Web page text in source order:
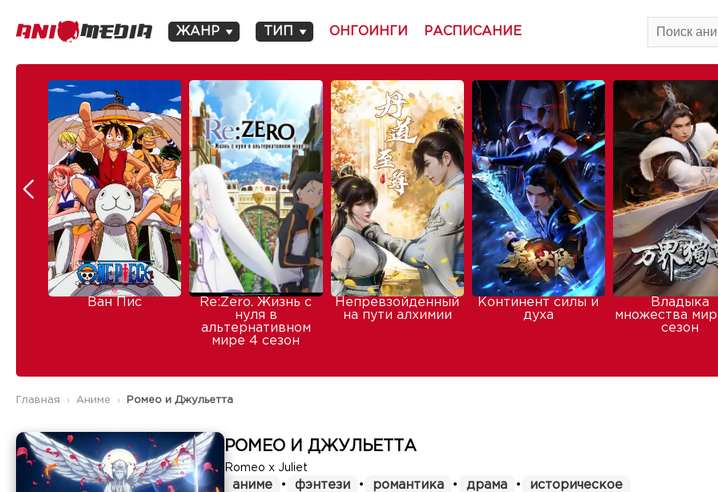
ЖАНР ТИП ОНГОИНГИ РАСПИСАНИЕ
Ван Пис
Re:Zero. Жизнь с
нуля в
альтернативном
мире 4 сезон
Непревзойденный
на пути алхимии
Континент силы и
духа
Владыка
множества
сезон
Главная Аниме Ромео и Джульетта
РОМЕО И ДЖУЛЬЕТТА
Romeo x Juliet
аниме • фэнтези • романтика • драма • историческое